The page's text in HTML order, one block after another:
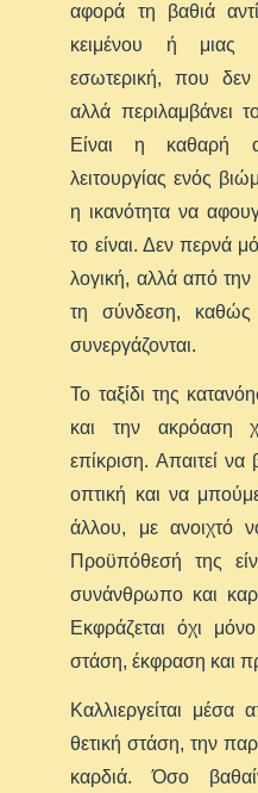
αφορά τη βαθιά
κειμένου ή μιας
εσωτερική, που δεν
αλλά περιλαμβάνει
Είναι η καθαρή
λειτουργίας ενός
η ικανότητα να
το είναι. Δεν περνά
λογική, αλλά από την
τη σύνδεση, καθώς
συνεργάζονται.
Το ταξίδι της
και την ακρόαση
επίκριση. Απαιτεί
οπτική και να
άλλου, με ανοιχτό
Προϋπόθεσή της
συνάνθρωπο και
Εκφράζεται όχι
στάση, έκφραση και
Καλλιεργείται
θετική στάση, την
καρδιά. Όσο